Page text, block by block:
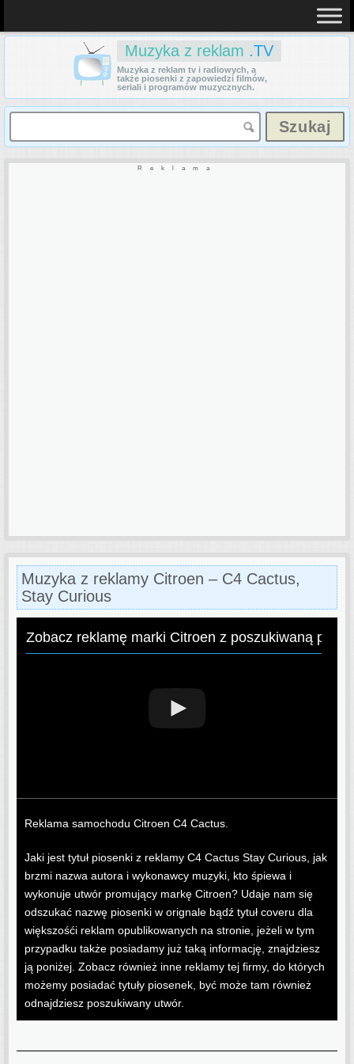
Muzyka z reklam .TV
Muzyka z reklam tv i radiowych, a
także piosenki z zapowiedzi filmów,
seriali i programów muzycznych.
Reklama
Muzyka z reklamy Citroen – C4 Cactus,
Stay Curious
Zobacz reklamę marki Citroen z poszukiwaną
Reklama samochodu Citroen C4 Cactus.
Jaki jest tytuł piosenki z reklamy C4 Cactus Stay Curious, jak
brzmi nazwa autora i wykonawcy muzyki, kto śpiewa i
wykonuje utwór promujący markę Citroen? Udaje nam się
odszukać nazwę piosenki w orignale bądź tytuł coveru dla
większośći reklam opublikowanych na stronie, jeżeli w tym
przypadku także posiadamy już taką informację, znajdziesz
ją poniżej. Zobacz również inne reklamy tej firmy, do których
możemy posiadać tytuły piosenek, być może tam również
odnajdziesz poszukiwany utwór.